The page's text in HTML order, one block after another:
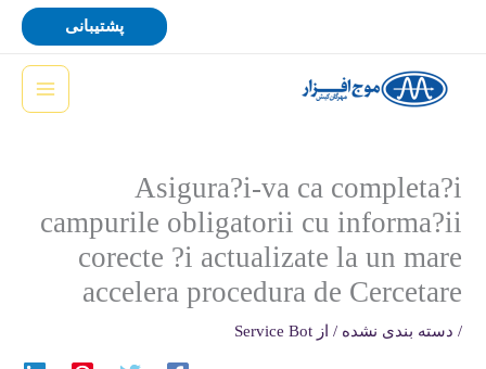
پشتیبانی
Asigura?i-va ca completa?i
campurile obligatorii cu informa?ii
corecte ?i actualizate la un mare
accelera procedura de Cercetare
/ دسته بندی نشده / از Service Bot